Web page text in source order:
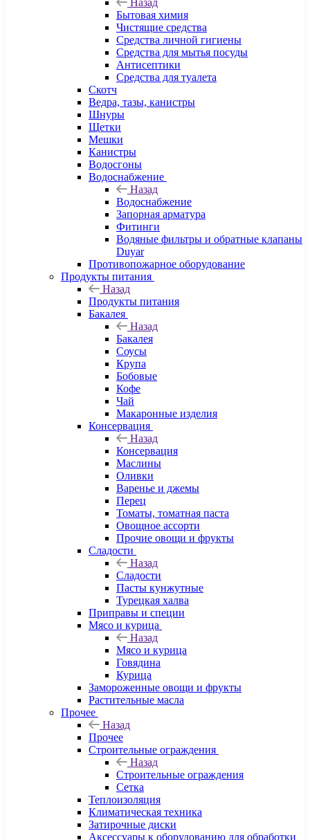
Назад
Бытовая химия
Чистящие средства
Средства личной гигиены
Средства для мытья посуды
Антисептики
Средства для туалета
Скотч
Ведра, тазы, канистры
Шнуры
Щетки
Мешки
Канистры
Водосгоны
Водоснабжение
Назад
Водоснабжение
Запорная арматура
Фитинги
Водяные фильтры и обратные клапаны
Duyar
Противопожарное оборудование
Продукты питания
Назад
Продукты питания
Бакалея
Назад
Бакалея
Соусы
Крупа
Бобовые
Кофе
Чай
Макаронные изделия
Консервация
Назад
Консервация
Маслины
Оливки
Варенье и джемы
Перец
Томаты, томатная паста
Овощное ассорти
Прочие овощи и фрукты
Сладости
Назад
Сладости
Пасты кунжутные
Турецкая халва
Приправы и специи
Мясо и курица
Назад
Мясо и курица
Говядина
Курица
Замороженные овощи и фрукты
Растительные масла
Прочее
Назад
Прочее
Строительные ограждения
Назад
Строительные ограждения
Сетка
Теплоизоляция
Климатическая техника
Затирочные диски
Аксессуары к оборудованию для обработки